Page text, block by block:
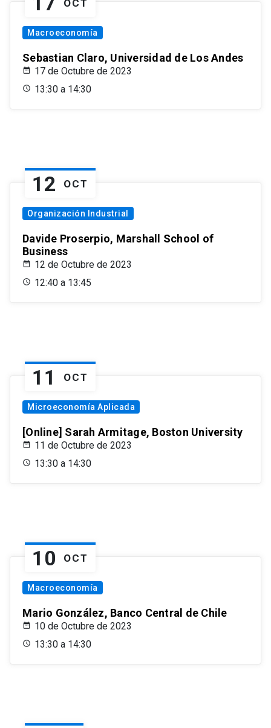
OCT
Macroeconomía
Sebastian Claro, Universidad de Los Andes
17 de Octubre de 2023
13:30 a 14:30
12 OCT
Organización Industrial
Davide Proserpio, Marshall School of
Business
12 de Octubre de 2023
12:40 a 13:45
11 OCT
Microeconomía Aplicada
[Online] Sarah Armitage, Boston University
11 de Octubre de 2023
13:30 a 14:30
10 OCT
Macroeconomía
Mario González, Banco Central de Chile
10 de Octubre de 2023
13:30 a 14:30